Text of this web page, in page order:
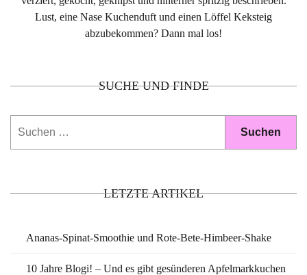
Lust, eine Nase Kuchenduft und einen Löffel Keksteig
abzubekommen? Dann mal los!
SUCHE UND FINDE
LETZTE ARTIKEL
Ananas-Spinat-Smoothie und Rote-Bete-Himbeer-Shake
10 Jahre Blogi! – Und es gibt gesünderen Apfelmarkkuchen